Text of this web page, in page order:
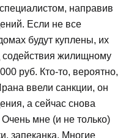
направив
Если не все
будут куплены, их
содействия жилищному
руб. Кто-то, вероятно,
ввели санкции, он
а сейчас снова
мне (и не только)
запеканка. Многие